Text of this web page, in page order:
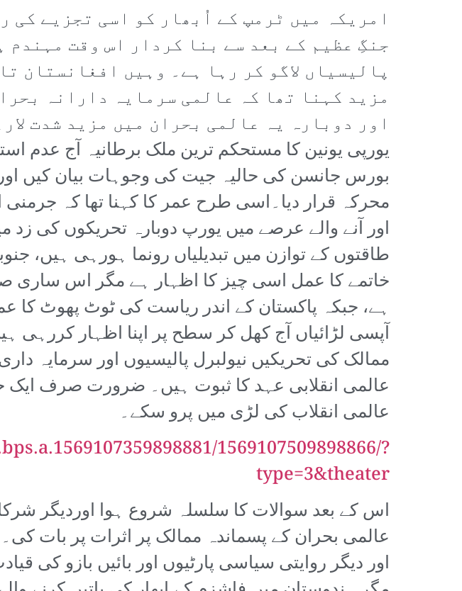
امریکہ میں ٹرمپ کے اُبھار کو اسی تجزیے
جنگِ عظیم کے بعد سے بنا کردار اس وقت
پالیسیاں لاگو کر رہا ہے۔ وہیں افغانستان
مزید کہنا تھا کہ عالمی سرمایہ دارانہ
اور دوبارہ یہ عالمی بحران میں مزید شدت
یورپی یونین کا مستحکم ترین ملک برطانیہ آج عدم
بورس جانسن کی حالیہ جیت کی وجوہات بیان کیں
محرکہ قرار دیا۔اسی طرح عمر کا کہنا تھا کہ
اور آنے والے عرصے میں یورپ دوبارہ تحریکوں کی زد
طاقتوں کے توازن میں تبدیلیاں رونما ہورہی ہیں،
خاتمے کا عمل اسی چیز کا اظہار ہے مگر اس ساری
ہے، جبکہ پاکستان کے اندر ریاست کی ٹوٹ پھوٹ کا
آپسی لڑائیاں آج کھل کر سطح پر اپنا اظہار کررہی
ممالک کی تحریکیں نیولبرل پالیسیوں اور سرمایہ
عالمی انقلابی عہد کا ثبوت ہیں۔ ضرورت صرف ایک
عالمی انقلاب کی لڑی میں پرو سکے۔
1569107509898866/?
type=3&theater
اس کے بعد سوالات کا سلسلہ شروع ہوا اوردیگر
عالمی بحران کے پسماندہ ممالک پر اثرات پر بات
اور دیگر روایتی سیاسی پارٹیوں اور بائیں بازو کی